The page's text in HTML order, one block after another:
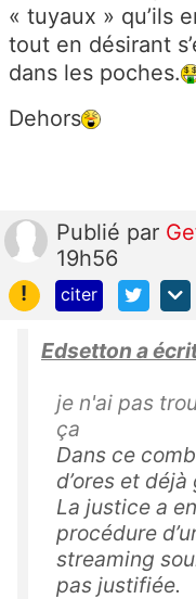
« tuyaux » qu’ils
tout en désirant
dans les poches.
Dehors
Publié par
19h56
!
citer
Edsetton a
je n'ai pas
ça
Dans ce
d’ores et
La justice a
procédure
streaming
pas justifiée.